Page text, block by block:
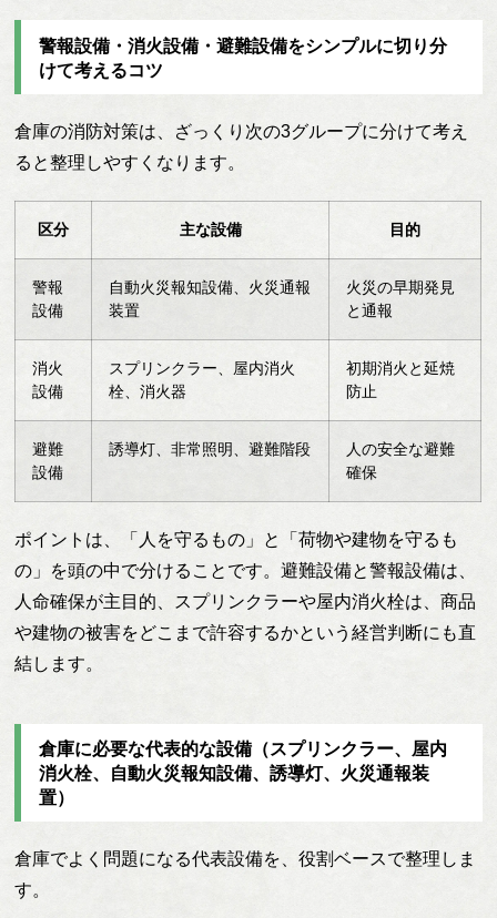
警報設備・消火設備・避難設備をシンプルに切り分
けて考えるコツ
倉庫の消防対策は、ざっくり次の3グループに分けて考え
ると整理しやすくなります。
区分 主な設備 目的
警報
設備
自動火災報知設備、火災通報
装置
火災の早期発見
と通報
消火
設備
スプリンクラー、屋内消火
栓、消火器
初期消火と延焼
防止
避難
設備
誘導灯、非常照明、避難階段
人の安全な避難
確保
ポイントは、「人を守るもの」と「荷物や建物を守るも
の」を頭の中で分けることです。避難設備と警報設備は、
人命確保が主目的、スプリンクラーや屋内消火栓は、商品
や建物の被害をどこまで許容するかという経営判断にも直
結します。
倉庫に必要な代表的な設備（スプリンクラー、屋内
消火栓、自動火災報知設備、誘導灯、火災通報装
置）
倉庫でよく問題になる代表設備を、役割ベースで整理しま
す。